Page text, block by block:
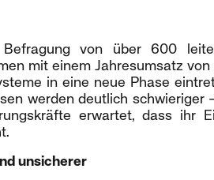
von über 600
mit einem Jahresumsatz von
in eine neue Phase
werden deutlich
erwartet, dass ihr
unsicherer